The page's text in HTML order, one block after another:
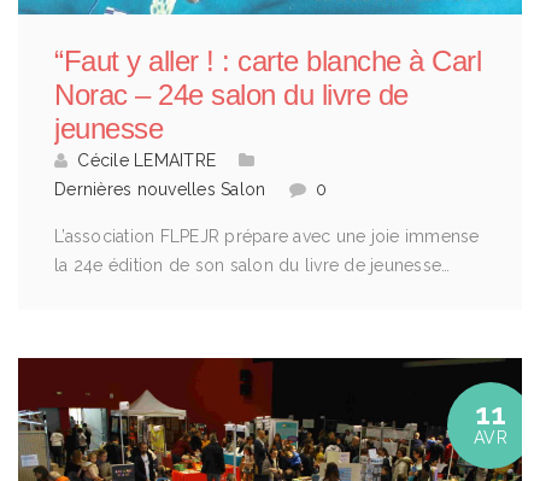
“Faut y aller ! : carte blanche à Carl
Norac – 24e salon du livre de
jeunesse
Cécile LEMAITRE
Dernières nouvelles Salon 0
L’association FLPEJR prépare avec une joie immense
la 24e édition de son salon du livre de jeunesse…
11
AVR